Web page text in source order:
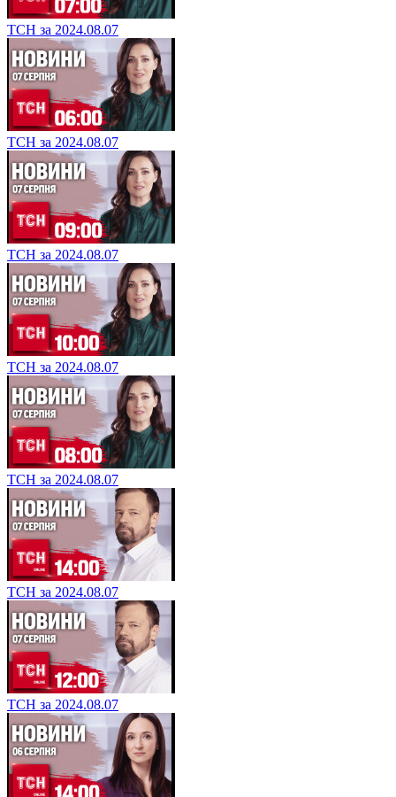
ТСН за 2024.08.07
ТСН за 2024.08.07
ТСН за 2024.08.07
ТСН за 2024.08.07
ТСН за 2024.08.07
ТСН за 2024.08.07
ТСН за 2024.08.07